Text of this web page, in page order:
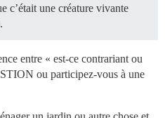
c’était une créature vivante
entre « est-ce contrariant ou
ou participez-vous à une